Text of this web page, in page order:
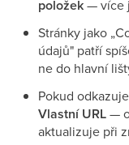
položek— více
Stránky jako
údajů" patří
ne do hlavní
Pokud
Vlastní URL—
aktualizuje při